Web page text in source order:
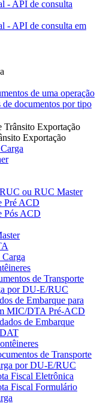
- API de consulta
- API de consulta em
de uma operação
documentos por tipo
Trânsito Exportação
Exportação
ou RUC Master
Pré ACD
Pós ACD
de Transporte
por DU-E/RUC
de Embarque para
MIC/DTA Pré-ACD
de Embarque
de Transporte
por DU-E/RUC
Fiscal Eletrônica
Fiscal Formulário